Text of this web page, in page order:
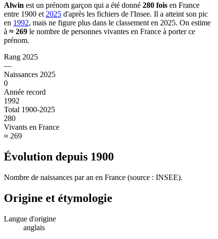
Alwin est un prénom garçon qui a été donné 280 fois en France
entre 1900 et 2025 d'après les fichiers de l'Insee. Il a atteint son pic
en 1992, mais ne figure plus dans le classement en 2025. On estime
à ≈ 269 le nombre de personnes vivantes en France à porter ce
prénom.
Rang 2025
—
Naissances 2025
0
Année record
1992
Total 1900-2025
280
Vivants en France
≈ 269
Évolution depuis 1900
Nombre de naissances par an en France (source : INSEE).
Origine et étymologie
Langue d'origine
anglais